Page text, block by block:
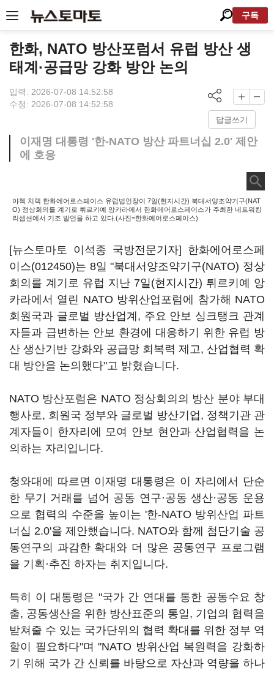
구독
한화, NATO 방산포럼서 유럽 방산 생
태계·공급망 강화 방안 논의
입력: 2026-07-08 14:52:58
수정: 2026-07-08 14:52:58
답글쓰기
이재명 대통령 '한-NATO 방산 파트너십 2.0' 제안
에 호응
야첵 치렉 한화에어로스페이스 유럽법인장이 7일(현지시간) 북대서양조약기구(NAT
O) 정상회의를 계기로 튀르키예 앙카라에서 한화에어로스페이스가 주최한 네트워킹
리셉션에서 기조 발언을 하고 있다.(사진=한화에어로스페이스)
[뉴스토마토 이석종 국방전문기자] 한화에어로스페
이스(012450)는 8일 "북대서양조약기구(NATO) 정상
회의를 계기로 유럽 지난 7일(현지시간) 튀르키예 앙
카라에서 열린 NATO 방위산업포럼에 참가해 NATO
회원국과 글로벌 방산업계, 주요 안보 싱크탱크 관계
자들과 급변하는 안보 환경에 대응하기 위한 유럽 방
산 생산기반 강화와 공급망 회복력 제고, 산업협력 확
대 방안을 논의했다"고 밝혔습니다.
NATO 방산포럼은 NATO 정상회의의 방산 분야 부대
행사로, 회원국 정부와 글로벌 방산기업, 정책기관 관
계자들이 한자리에 모여 안보 현안과 산업협력을 논
의하는 자리입니다.
청와대에 따르면 이재명 대통령은 이 자리에서 단순
한 무기 거래를 넘어 공동 연구·공동 생산·공동 운용
으로 협력의 수준을 높이는 '한-NATO 방위산업 파트
너십 2.0'을 제안했습니다. NATO와 함께 첨단기술 공
동연구의 과감한 확대와 더 많은 공동연구 프로그램
을 기획·추진 하자는 취지입니다.
특히 이 대통령은 "국가 간 연대를 통한 공동수요 창
출, 공동생산을 위한 방산표준의 통일, 기업의 협력을
받쳐줄 수 있는 국가단위의 협력 확대를 위한 정부 역
할이 필요하다"며 "NATO 방위산업 복원력을 강화하
기 위해 국가 간 신뢰를 바탕으로 자산과 역량을 하나